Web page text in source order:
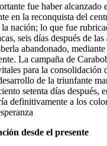
fue haber alcanzado
en la reconquista del
nación; lo que fue
seis días después de
abandonado,
La campaña de
para la consolidación
de la triunfante
setenta días después,
definitivamente a los
desde el presente